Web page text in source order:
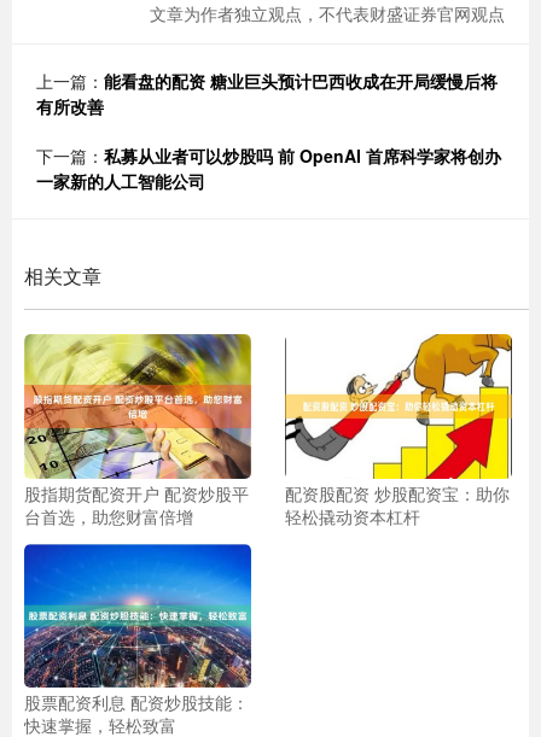
文章为作者独立观点，不代表财盛证券官网观点
上一篇： 能看盘的配资 糖业巨头预计巴西收成在开局缓慢后将
有所改善
下一篇： 私募从业者可以炒股吗 前 OpenAI 首席科学家将创办
一家新的人工智能公司
相关文章
股指期货配资开户 配资炒股平
台首选，助您财富倍增
配资股配资 炒股配资宝：助你
轻松撬动资本杠杆
股票配资利息 配资炒股技能：
快速掌握，轻松致富